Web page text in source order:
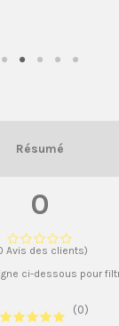
Résumé
0
Avis des clients)
ci-dessous pour
(0)